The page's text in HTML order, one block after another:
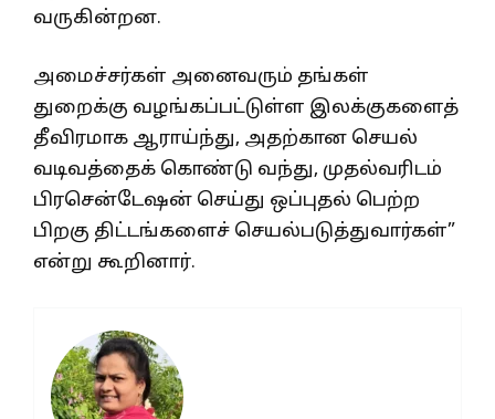
வருகின்றன.
அமைச்சர்கள் அனைவரும் தங்கள்
துறைக்கு வழங்கப்பட்டுள்ள இலக்குகளைத்
தீவிரமாக ஆராய்ந்து, அதற்கான செயல்
வடிவத்தைக் கொண்டு வந்து, முதல்வரிடம்
பிரசென்டேஷன் செய்து ஒப்புதல் பெற்ற
பிறகு திட்டங்களைச் செயல்படுத்துவார்கள்”
என்று கூறினார்.